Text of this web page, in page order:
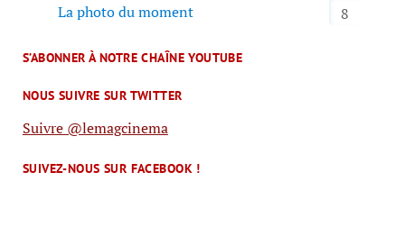
La photo du moment
8
S’ABONNER À NOTRE CHAÎNE YOUTUBE
NOUS SUIVRE SUR TWITTER
Suivre @lemagcinema
SUIVEZ-NOUS SUR FACEBOOK !